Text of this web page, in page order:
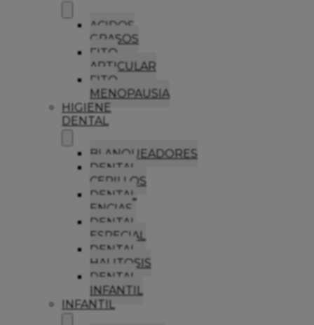
ACIDOS
GRASOS
FITO
ARTICULAR
FITO
MENOPAUSIA
HIGIENE
DENTAL
BLANQUEADORES
DENTAL
CEPILLOS
DENTAL
ENCIAS
DENTAL
ESPECIAL
DENTAL
HALITOSIS
DENTAL
INFANTIL
INFANTIL